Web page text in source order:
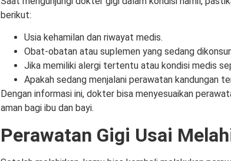
berikut:
Usia kehamilan dan riwayat medis.
Obat-obatan atau suplemen yang sedang
Jika memiliki alergi tertentu atau kondisi medis
Apakah sedang menjalani perawatan kandungan
Dengan informasi ini, dokter bisa menyesuaikan
aman bagi ibu dan bayi.
Perawatan Gigi Usai